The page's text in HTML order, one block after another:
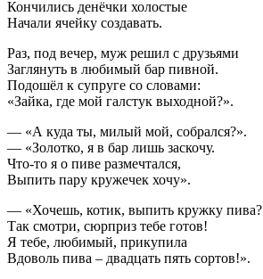
Кончились денёчки холостые
Начали ячейку создавать.
Раз, под вечер, муж решил с друзьями
Заглянуть в любимый бар пивной.
Подошёл к супруге со словами:
«Зайка, где мой галстук выходной?».
— «А куда ты, милый мой, собрался?».
— «Золотко, я в бар лишь заскочу.
Что-то я о пиве размечтался,
Выпить пару кружечек хочу».
— «Хочешь, котик, выпить кружку пива?
Так смотри, сюрприз тебе готов!
Я тебе, любимый, прикупила
Вдоволь пива – двадцать пять сортов!».